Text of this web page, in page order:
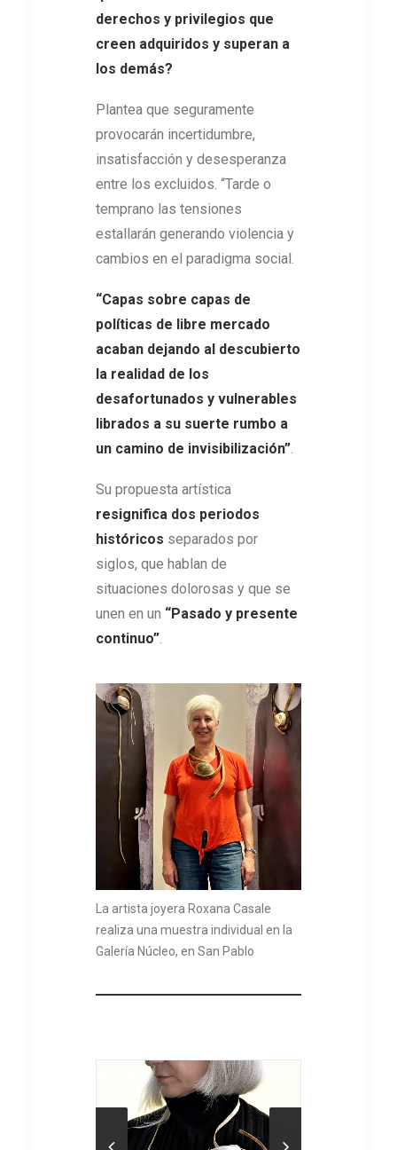
La artista joyera Roxana Casale
realiza una muestra individual en la
Galería Núcleo, en San Pablo
derechos y privilegios que
creen adquiridos y superan a
los demás?
Plantea que seguramente
provocarán incertidumbre,
insatisfacción y desesperanza
entre los excluidos. “Tarde o
temprano las tensiones
estallarán generando violencia y
cambios en el paradigma social.
“Capas sobre capas de
políticas de libre mercado
acaban dejando al descubierto
la realidad de los
desafortunados y vulnerables
librados a su suerte rumbo a
un camino de invisibilización”.
Su propuesta artística
resignifica dos periodos
históricos separados por
siglos, que hablan de
situaciones dolorosas y que se
unen en un “Pasado y presente
continuo”.